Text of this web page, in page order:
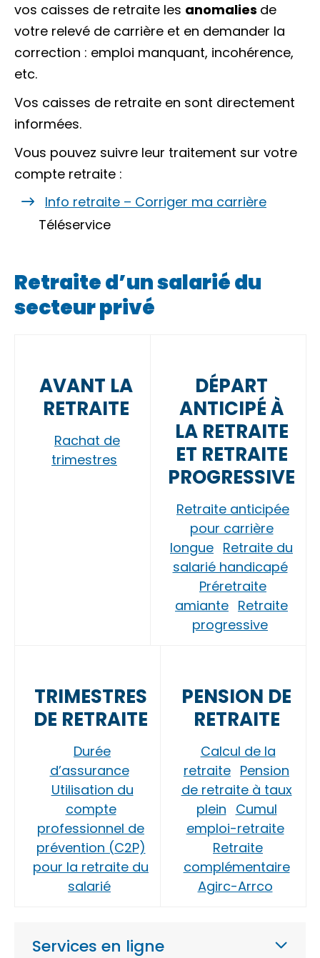
vos caisses de retraite les anomalies de
votre relevé de carrière et en demander la
correction : emploi manquant, incohérence,
etc.
Vos caisses de retraite en sont directement
informées.
Vous pouvez suivre leur traitement sur votre
compte retraite :
Info retraite – Corriger ma carrière
Téléservice
Retraite d’un salarié du
secteur privé
AVANT LA
RETRAITE
Rachat de
trimestres
DÉPART
ANTICIPÉ À
LA RETRAITE
ET RETRAITE
PROGRESSIVE
Retraite anticipée
pour carrière
longue Retraite du
salarié handicapé
Préretraite
amiante Retraite
progressive
TRIMESTRES
DE RETRAITE
Durée
d’assurance
Utilisation du
compte
professionnel de
prévention (C2P)
pour la retraite du
salarié
PENSION DE
RETRAITE
Calcul de la
retraite Pension
de retraite à taux
plein Cumul
emploi-retraite
Retraite
complémentaire
Agirc-Arrco
Services en ligne